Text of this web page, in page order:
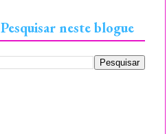
Pesquisar neste blogue